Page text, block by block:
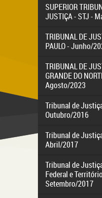
SUPERIOR
JUSTIÇA - STJ -
TRIBUNAL DE
PAULO - Junho/
TRIBUNAL DE
GRANDE DO
Agosto/2023
Tribunal de
Outubro/2016
Tribunal de
Abril/2017
Tribunal de
Federal e
Setembro/2017